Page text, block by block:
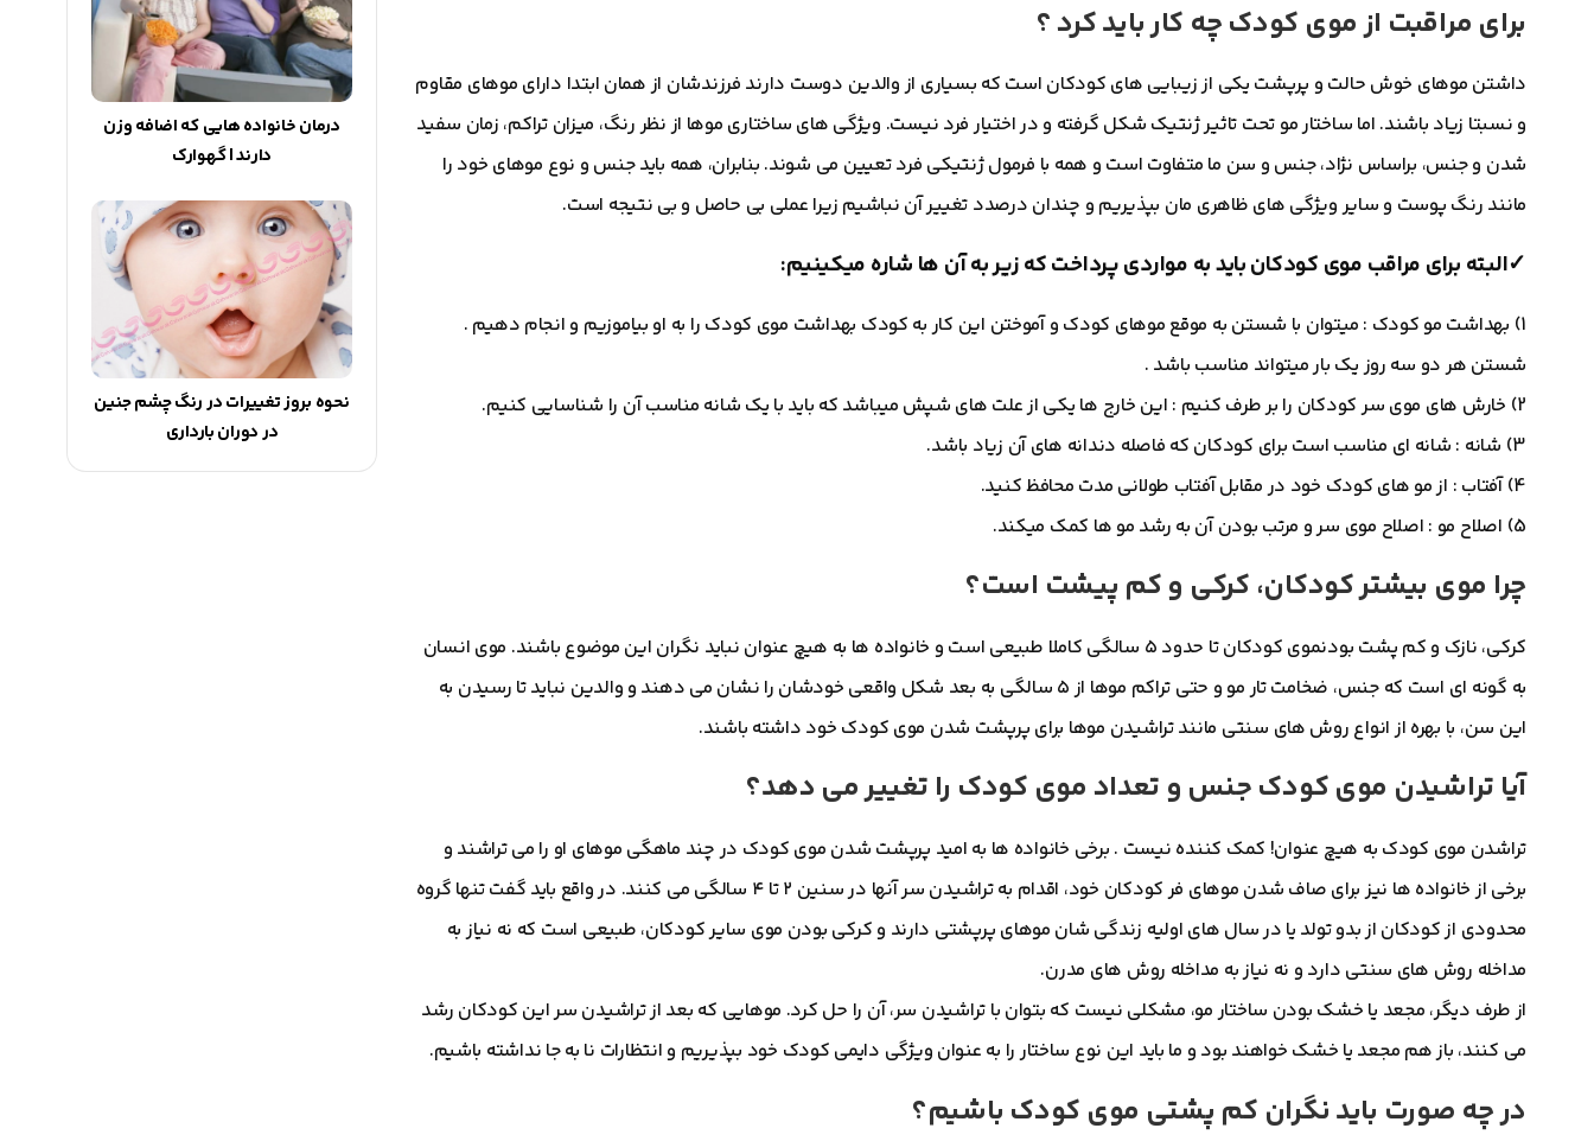
برای مراقبت از موی کودک چه کار باید کرد ؟
داشتن موهای خوش حالت و پرپشت یکی از زیبایی های کودکان است که بسیاری از والدین دوست دارند فرزندشان از همان ابتدا دارای موهای مقاوم
و نسبتا زیاد باشند. اما ساختار مو تحت تاثیر ژنتیک شکل گرفته و در اختیار فرد نیست. ویژگی های ساختاری موها از نظر رنگ، میزان تراکم، زمان سفید
شدن و جنس، براساس نژاد، جنس و سن ما متفاوت است و همه با فرمول ژنتیکی فرد تعیین می شوند. بنابران، همه باید جنس و نوع موهای خود را
مانند رنگ پوست و سایر ویژگی های ظاهری مان بپذیریم و چندان درصدد تغییر آن نباشیم زیرا عملی بی حاصل و بی نتیجه است.
✓البته برای مراقب موی کودکان باید به مواردی پرداخت که زیر به آن ها شاره میکینیم:
1) بهداشت مو کودک : میتوان با شستن به موقع موهای کودک و آموختن این کار به کودک بهداشت موی کودک را به او بیاموزیم و انجام دهیم .
شستن هر دو سه روز یک بار میتواند مناسب باشد .
2) خارش های موی سر کودکان را بر طرف کنیم : این خارج ها یکی از علت های شپش میباشد که باید با یک شانه مناسب آن را شناسایی کنیم.
3) شانه : شانه ای مناسب است برای کودکان که فاصله دندانه های آن زیاد باشد.
4) آفتاب : از مو های کودک خود در مقابل آفتاب طولانی مدت محافظ کنید.
5) اصلاح مو : اصلاح موی سر و مرتب بودن آن به رشد مو ها کمک میکند.
چرا موی بیشتر کودکان، کرکی و کم پیشت است؟
کرکی، نازک و کم پشت بودنموی کودک
ان تا حدود ۵ سالگی کاملا طبیعی است و خانواده ها به هیچ عنوان نباید نگران این موضوع باشند. موی انسان
به گونه ای است که جنس، ضخامت تار مو و حتی تراکم موها از ۵ سالگی به بعد شکل واقعی خودشان را نشان می دهند و والدین نباید تا رسیدن به
این سن، با بهره از انواع روش های سنتی مانند تراشیدن موها برای پرپشت شدن موی کودک خود داشته باشند.
آیا تراشیدن موی کودک جنس و تعداد موی کودک را تغییر می دهد؟
تراشدن موی کودک به هیچ عنوان! کمک کننده نیست . برخی خانواده ها به امید پرپشت شدن موی کودک در چند ماهگی موهای او را می تراشند و
برخی از خانواده ها نیز برای صاف شدن موهای فر کودکان خود، اقدام به تراشیدن سر آنها در سنین ۲ تا ۴ سالگی می کنند. در واقع باید گفت تنها گروه
محدودی از کودکان از بدو تولد یا در سال های اولیه زندگی شان موهای پرپشتی دارند و کرکی بودن موی سایر کودکان، طبیعی است که نه نیاز به
مداخله روش های سنتی دارد و نه نیاز به مداخله روش های مدرن.
از طرف دیگر، مجعد یا خشک بودن ساختار مو، مشکلی نیست که بتوان با تراشیدن سر، آن را حل کرد. موهایی که بعد از تراشیدن سر این کودکان رشد
می کنند، باز هم مجعد یا خشک خواهند بود و ما باید این نوع ساختار را به عنوان ویژگی دایمی کودک خود بپذیریم و انتظارات نا به جا نداشته باشیم.
در چه صورت باید نگران کم پشتی موی کودک باشیم؟
درمان خانواده هایی که اضافه وزن
دارند | گهوارک
نحوه بروز تغییرات در رنگ چشم جنین
در دوران بارداری